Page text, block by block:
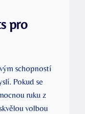
pro
schopností
Pokud se
ruku z
volbou